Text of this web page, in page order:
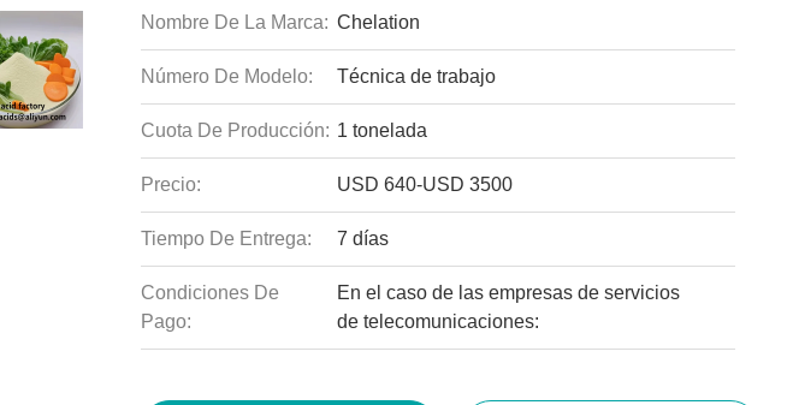
Nombre De La Marca: Chelation
Número De Modelo: Técnica de trabajo
Cuota De Producción: 1 tonelada
Precio: USD 640-USD 3500
Tiempo De Entrega: 7 días
Condiciones De
Pago:
En el caso de las empresas de servicios
de telecomunicaciones: